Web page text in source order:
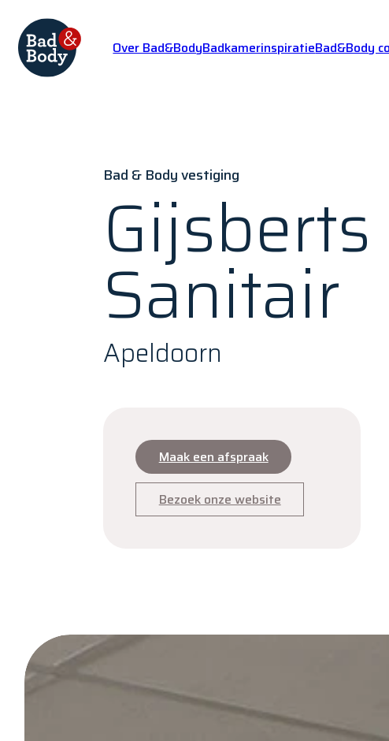
Over Bad&BodyBadkamerinspiratieBad&Body
Bad & Body vestiging
Sanitair
Apeldoorn
Maak een afspraak
Bezoek onze website